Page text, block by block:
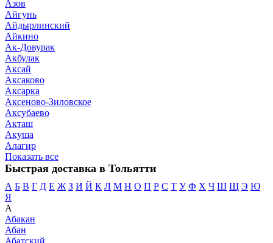
Азов
Айгунь
Айдырлинский
Айкино
Ак-Довурак
Акбулак
Аксай
Аксаково
Аксарка
Аксеново-Зиловское
Аксубаево
Акташ
Акуша
Алагир
Показать все
Быстрая доставка в Тольятти
А Б В Г Д Е Ж З И Й К Л М Н О П Р С Т У Ф Х Ч Ш Щ Э Ю
Я
А
Абакан
Абан
Абатский